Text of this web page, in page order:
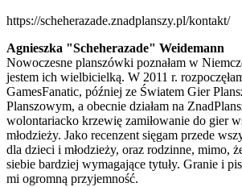
https://scheherazade.znadplanszy.pl/kontakt/
Agnieszka "Scheherazade" Weidemann
Nowoczesne planszówki poznałam w
jestem ich wielbicielką. W 2011 r.
GamesFanatic, później ze Światem Gier
Planszowym, a obecnie działam na
wolontariacko krzewię zamiłowanie do gier
młodzieży. Jako recenzent sięgam przede
dla dzieci i młodzieży, oraz rodzinne, mimo,
siebie bardziej wymagające tytuły. Granie i
mi ogromną przyjemność.